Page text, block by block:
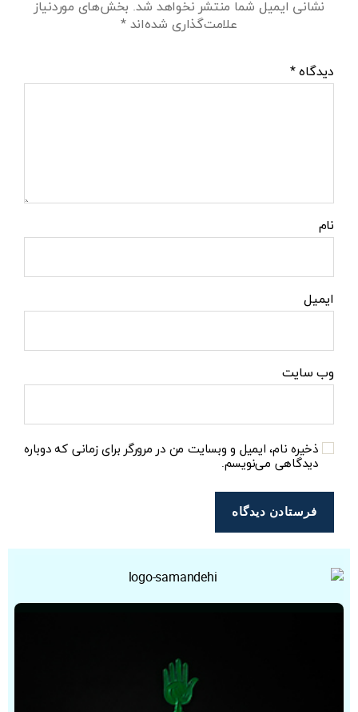
نشانی ایمیل شما منتشر نخواهد شد. بخش‌های موردنیاز
علامت‌گذاری شده‌اند*
دیدگاه*
نام
ایمیل
وب‌ سایت
ذخیره نام، ایمیل و وبسایت من در مرورگر برای زمانی که دوباره
دیدگاهی می‌نویسم.